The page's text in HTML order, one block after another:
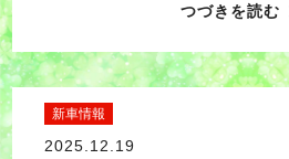
つづきを読む
新車情報
2025.12.19